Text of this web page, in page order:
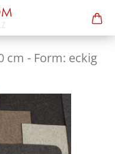
cm - Form: eckig